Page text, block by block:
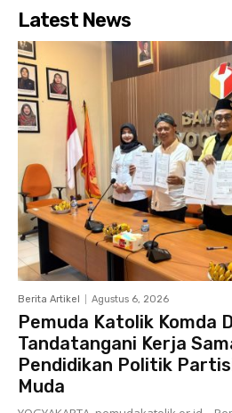
Latest News
Berita Artikel Agustus 6, 2026
Pemuda Katolik Komda
Tandatangani Kerja
Pendidikan Politik
Muda